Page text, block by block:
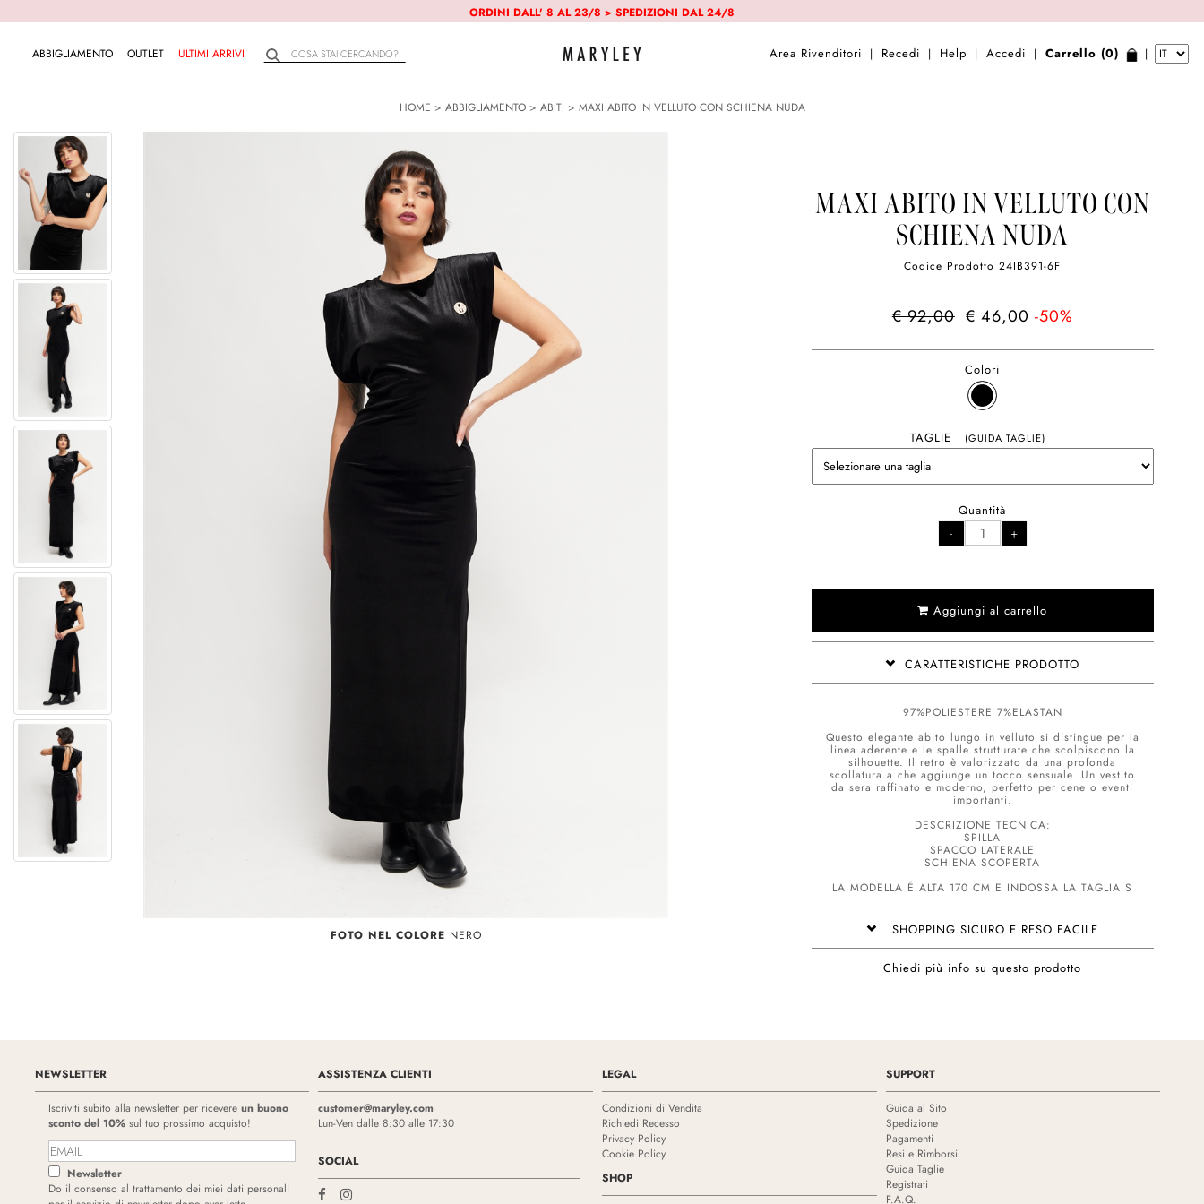
ORDINI DALL' 8 AL 23/8 > SPEDIZIONI DAL 24/8
ABBIGLIAMENTO OUTLET ULTIMI ARRIVI Area Rivenditori | Recedi | Help | Accedi | Carrello (0) |
HOME > ABBIGLIAMENTO> ABITI > MAXI ABITO IN VELLUTO CON SCHIENA NUDA
FOTO NEL COLORE NERO
MAXI ABITO IN VELLUTO CON
SCHIENA NUDA
Codice Prodotto24IB391-6F
€ 92,00 € 46,00 -50%
Colori
TAGLIE (GUIDA TAGLIE)
Quantità
Aggiungi al carrello
CARATTERISTICHE PRODOTTO
97%POLIESTERE 7%ELASTAN
Questo elegante abito lungo in velluto si distingue per la
linea aderente e le spalle strutturate che scolpiscono la
silhouette. Il retro è valorizzato da una profonda
scollatura a che aggiunge un tocco sensuale. Un vestito
da sera raffinato e moderno, perfetto per cene o eventi
importanti.
DESCRIZIONE TECNICA:
SPILLA
SPACCO LATERALE
SCHIENA SCOPERTA
LA MODELLA É ALTA 170 CM E INDOSSA LA TAGLIA S
SHOPPING SICURO E RESO FACILE
Chiedi più info su questo prodotto
NEWSLETTER
Iscriviti subito alla newsletter per ricevere un buono
sconto del 10%sul tuo prossimo acquisto!
Newsletter
Do il consenso al trattamento dei miei dati personali
ASSISTENZA CLIENTI
customer@maryley.com
Lun-Ven dalle 8:30 alle 17:30
SOCIAL
LEGAL
Condizioni di Vendita
Richiedi Recesso
Privacy Policy
Cookie Policy
SHOP
SUPPORT
Guida al Sito
Spedizione
Pagamenti
Resi e Rimborsi
Guida Taglie
Registrati
F.A.Q.